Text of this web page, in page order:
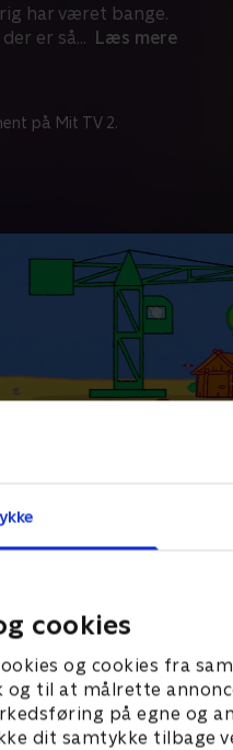
cookies
og cookies fra
og til at målrette
på egne og
dit samtykke tilbage
har været bange.
er så... Læs mere
på Mit TV 2.
under æbletræet. Men
hele tiden ned og